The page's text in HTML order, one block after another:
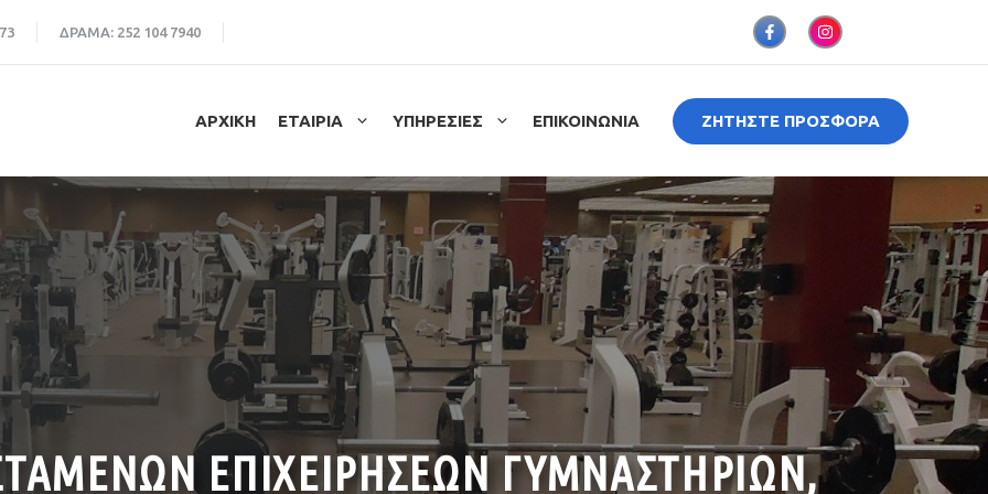
ΔΡΑΜΑ: 252 104 7940
ΑΡΧΙΚΗ ΕΤΑΙΡΙΑ ΥΠΗΡΕΣΙΕΣ ΕΠΙΚΟΙΝΩΝΙΑ ΖΗΤΗΣΤΕ ΠΡΟΣΦΟΡΑ
ΕΠΙΧΕΙΡΗΣΕΩΝ ΓΥΜΝΑΣΤΗΡΙΩΝ,